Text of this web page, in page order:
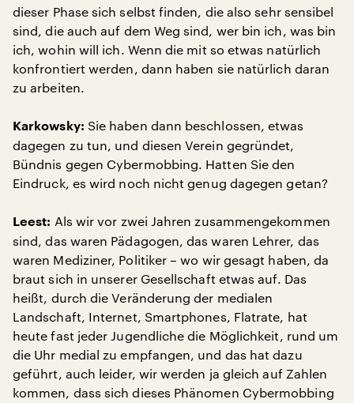
dieser Phase sich selbst finden, die also sehr sensibel
sind, die auch auf dem Weg sind, wer bin ich, was bin
ich, wohin will ich. Wenn die mit so etwas natürlich
konfrontiert werden, dann haben sie natürlich daran
zu arbeiten.
Karkowsky: Sie haben dann beschlossen, etwas
dagegen zu tun, und diesen Verein gegründet,
Bündnis gegen Cybermobbing. Hatten Sie den
Eindruck, es wird noch nicht genug dagegen getan?
Leest: Als wir vor zwei Jahren zusammengekommen
sind, das waren Pädagogen, das waren Lehrer, das
waren Mediziner, Politiker – wo wir gesagt haben, da
braut sich in unserer Gesellschaft etwas auf. Das
heißt, durch die Veränderung der medialen
Landschaft, Internet, Smartphones, Flatrate, hat
heute fast jeder Jugendliche die Möglichkeit, rund um
die Uhr medial zu empfangen, und das hat dazu
geführt, auch leider, wir werden ja gleich auf Zahlen
kommen, dass sich dieses Phänomen Cybermobbing